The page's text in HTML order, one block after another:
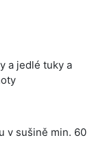
a jedlé tuky a
v sušině min. 60